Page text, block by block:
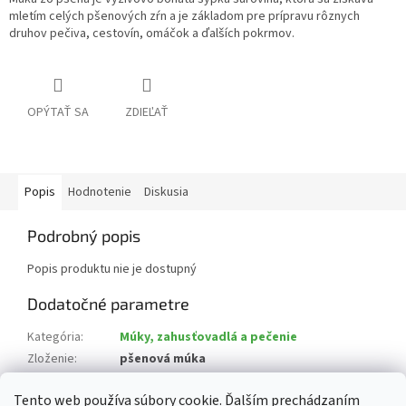
Tento web používa súbory cookie. Ďalším prechádzaním
mletím celých pšenových zŕn a je základom pre prípravu rôznych
druhov pečiva, cestovín, omáčok a ďalších pokrmov.
OPÝTAŤ SA ZDIEĽAŤ
Popis Hodnotenie Diskusia
Podrobný popis
Popis produktu nie je dostupný
Dodatočné parametre
Kategória:
Múky, zahusťovadlá a pečenie
Zloženie:
pšenová múka